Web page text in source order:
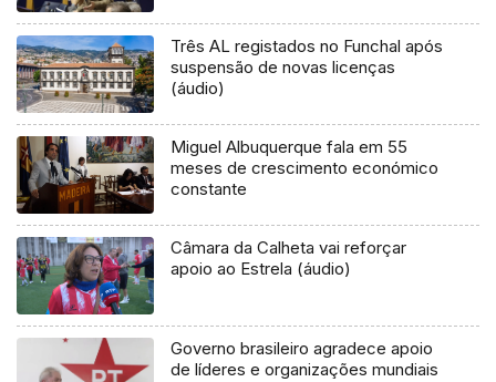
Três AL registados no Funchal após
suspensão de novas licenças
(áudio)
Miguel Albuquerque fala em 55
meses de crescimento económico
constante
Câmara da Calheta vai reforçar
apoio ao Estrela (áudio)
Governo brasileiro agradece apoio
de líderes e organizações mundiais